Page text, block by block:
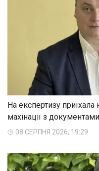
На експертизу
махінації з
08 СЕРПНЯ 2026, 19:29